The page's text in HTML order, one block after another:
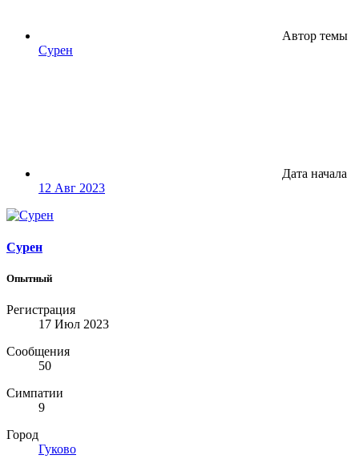
Автор темы
Сурен
Дата начала
12 Авг 2023
Сурен
Опытный
Регистрация
17 Июл 2023
Сообщения
50
Симпатии
9
Город
Гуково